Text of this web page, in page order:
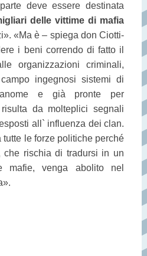
deve essere destinata
delle vittime di mafia
«Ma è – spiega don Ciotti-
i beni correndo di fatto il
organizzazioni criminali,
ingegnosi sistemi di
e già pronte per
da molteplici segnali
all` influenza dei clan.
tutte le forze politiche perché
che rischia di tradursi in un
mafie, venga abolito nel